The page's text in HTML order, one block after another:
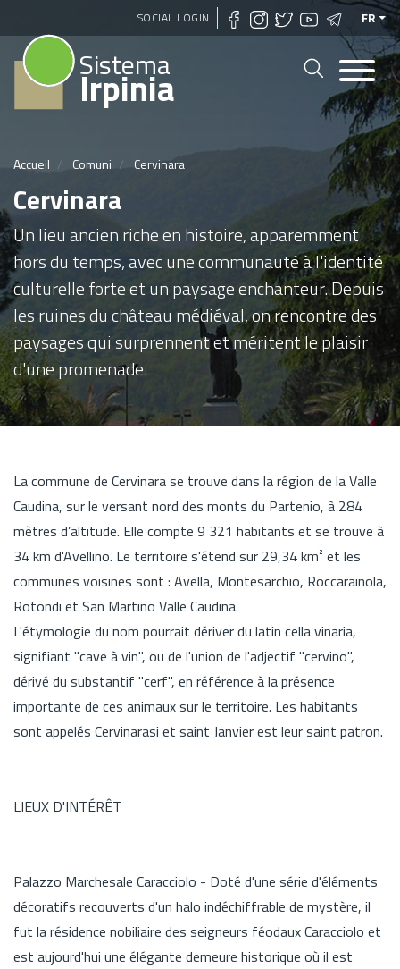
Aller
au
SOCIAL LOGIN FR
Sistema
Irpinia
Accueil Comuni Cervinara
Cervinara
Un lieu ancien riche en histoire, apparemment
hors du temps, avec une communauté à l'identité
culturelle forte et un paysage enchanteur. Depuis
les ruines du château médiéval, on rencontre des
paysages qui surprennent et méritent le plaisir
d'une promenade.
La commune de Cervinara se trouve dans la région de la Valle
Caudina, sur le versant nord des monts du Partenio, à 284
mètres d’altitude. Elle compte 9 321 habitants et se trouve à
34 km d'Avellino. Le territoire s'étend sur 29,34 km² et les
communes voisines sont : Avella, Montesarchio, Roccarainola,
Rotondi et San Martino Valle Caudina.
L'étymologie du nom pourrait dériver du latin cella vinaria,
signifiant "cave à vin", ou de l'union de l'adjectif "cervino",
dérivé du substantif "cerf", en référence à la présence
importante de ces animaux sur le territoire. Les habitants
sont appelés Cervinarasi et saint Janvier est leur saint patron.
LIEUX D'INTÉRÊT
Palazzo Marchesale Caracciolo - Doté d'une série d'éléments
décoratifs recouverts d'un halo indéchiffrable de mystère, il
fut la résidence nobiliaire des seigneurs féodaux Caracciolo et
est aujourd'hui une élégante demeure historique où il est